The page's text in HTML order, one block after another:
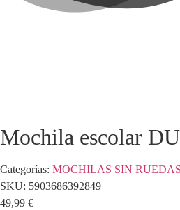
Mochila escolar
Categorías: MOCHILAS SIN RUEDAS
SKU: 5903686392849
49,99 €